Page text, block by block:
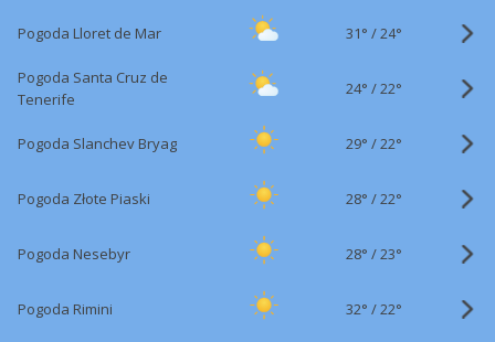
Pogoda Lloret de Mar 31° /24°
Pogoda Santa Cruz de
Tenerife
24° /22°
Pogoda Slanchev Bryag 29° /22°
Pogoda Złote Piaski 28° /22°
Pogoda Nesebyr 28° /23°
Pogoda Rimini 32° /22°